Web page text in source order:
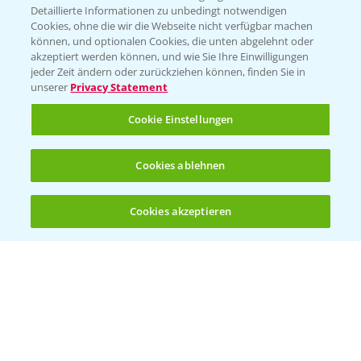
(noch 4)
KONTAKT
Hilfe in Notfällen
T.+49 (0)214/30-20220
Folgen Sie uns
Detaillierte Informationen zu unbedingt notwendigen
Cookies, ohne die wir die Webseite nicht verfügbar machen
können, und optionalen Cookies, die unten abgelehnt oder
akzeptiert werden können, und wie Sie Ihre Einwilligungen
jeder Zeit ändern oder zurückziehen können, finden Sie in
unserer Privacy Statement
Cookie Einstellungen
Cookies ablehnen
Cookies akzeptieren